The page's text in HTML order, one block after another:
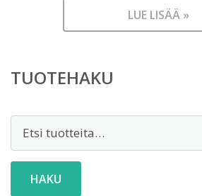
LUE LISÄÄ »
TUOTEHAKU
Etsi:
HAKU